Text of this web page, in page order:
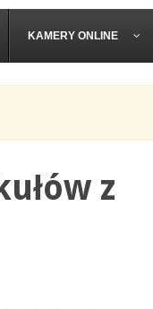
KAMERY ONLINE
z